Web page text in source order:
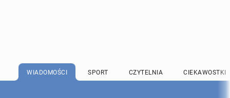
WIADOMOŚCI SPORT CZYTELNIA CIEKAWOSTKI